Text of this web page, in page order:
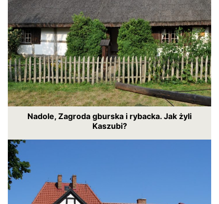
Nadole, Zagroda gburska i rybacka. Jak żyli
Kaszubi?